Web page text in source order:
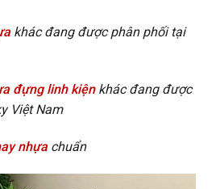
khác đang được phân phối tại
đựng linh kiện khác đang được
Việt Nam
nhựachuẩn